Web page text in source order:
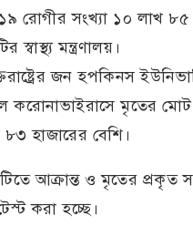
১৯ রোগীর সংখ্যা ১০ লাখ
মন্ত্রণালয়।
জন হপকিনস
করোনাভাইরাসে মৃতের
হাজারের বেশি।
আক্রান্ত ও মৃতের
করা হচ্ছে।